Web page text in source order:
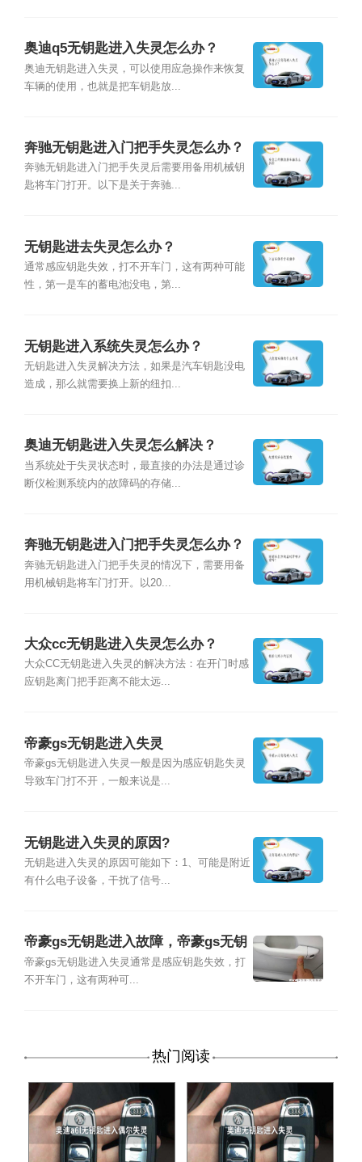
奥迪q5无钥匙进入失灵怎么办？
奥迪无钥匙进入失灵，可以使用应急操作来恢复
车辆的使用，也就是把车钥匙放...
奔驰无钥匙进入门把手失灵怎么办？
奔驰无钥匙进入门把手失灵后需要用备用机械钥
匙将车门打开。以下是关于奔驰...
无钥匙进去失灵怎么办？
通常感应钥匙失效，打不开车门，这有两种可能
性，第一是车的蓄电池没电，第...
无钥匙进入系统失灵怎么办？
无钥匙进入失灵解决方法，如果是汽车钥匙没电
造成，那么就需要换上新的纽扣...
奥迪无钥匙进入失灵怎么解决？
当系统处于失灵状态时，最直接的办法是通过诊
断仪检测系统内的故障码的存储...
奔驰无钥匙进入门把手失灵怎么办？
奔驰无钥匙进入门把手失灵的情况下，需要用备
用机械钥匙将车门打开。以20...
大众cc无钥匙进入失灵怎么办？
大众CC无钥匙进入失灵的解决方法：在开门时感
应钥匙离门把手距离不能太远...
帝豪gs无钥匙进入失灵
帝豪gs无钥匙进入失灵一般是因为感应钥匙失灵
导致车门打不开，一般来说是...
无钥匙进入失灵的原因?
无钥匙进入失灵的原因可能如下：1、可能是附近
有什么电子设备，干扰了信号...
帝豪gs无钥匙进入故障，帝豪gs无钥
匙进入失灵
帝豪gs无钥匙进入失灵通常是感应钥匙失效，打
不开车门，这有两种可...
热门阅读